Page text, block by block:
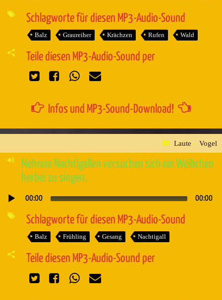
Schlagworte für diesen MP3-Audio-Sound
Balz Graureiher Krächzen Rufen Wald
Teile diesen MP3-Audio-Sound per
Infos und MP3-Sound-Download!
Laute » Vogel
Mehrere Nachtigallen versuchen sich ein Weibchen
herbei zu singen.
Audio-
00:00 00:00
Schlagworte für diesen MP3-Audio-Sound
Balz Frühling Gesang Nachtigall
Teile diesen MP3-Audio-Sound per